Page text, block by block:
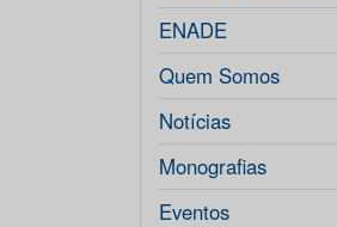
ENADE
Quem Somos
Notícias
Monografias
Eventos